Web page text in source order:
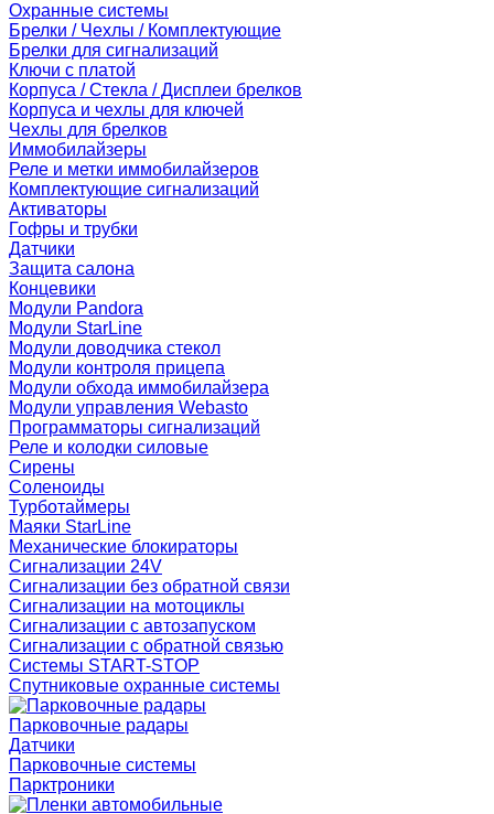
Охранные системы
Брелки / Чехлы / Комплектующие
Брелки для сигнализаций
Ключи с платой
Корпуса / Стекла / Дисплеи брелков
Корпуса и чехлы для ключей
Чехлы для брелков
Иммобилайзеры
Реле и метки иммобилайзеров
Комплектующие сигнализаций
Активаторы
Гофры и трубки
Датчики
Защита салона
Концевики
Модули Pandora
Модули StarLine
Модули доводчика стекол
Модули контроля прицепа
Модули обхода иммобилайзера
Модули управления Webasto
Программаторы сигнализаций
Реле и колодки силовые
Сирены
Соленоиды
Турботаймеры
Маяки StarLine
Механические блокираторы
Сигнализации 24V
Сигнализации без обратной связи
Сигнализации на мотоциклы
Сигнализации с автозапуском
Сигнализации с обратной связью
Системы START-STOP
Спутниковые охранные системы
Парковочные радары
Датчики
Парковочные системы
Парктроники